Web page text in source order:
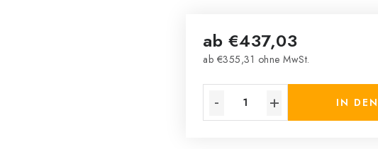
ab €437,03
ab €355,31 ohne MwSt.
IN